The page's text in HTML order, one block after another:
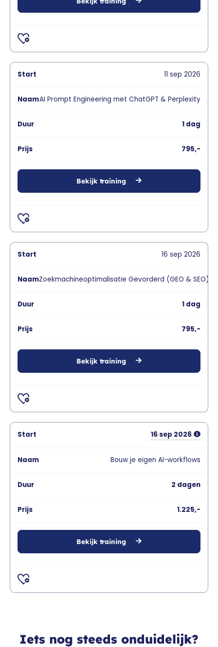
11 sep 2026
AI Prompt Engineering met ChatGPT & Perplexity
1 dag
795,-
Bekijk training
16 sep 2026
Zoekmachineoptimalisatie Gevorderd (GEO & SEO)
1 dag
795,-
Bekijk training
16sep 2026
Bouw je eigen AI-workflows
2 dagen
1.225,-
Bekijk training
Iets nog steeds onduidelijk?